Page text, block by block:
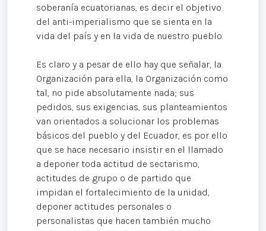
soberanía ecuatorianas, es decir el objetivo
del anti-imperialismo que se sienta en la
vida del país y en la vida de nuestro pueblo.
Es claro y a pesar de ello hay que señalar, la
Organización para ella, la Organización como
tal, no pide absolutamente nada; sus
pedidos, sus exigencias, sus planteamientos
van orientados a solucionar los problemas
básicos del pueblo y del Ecuador, es por ello
que se hace necesario insistir en el llamado
a deponer toda actitud de sectarismo,
actitudes de grupo o de partido que
impidan el fortalecimiento de la unidad,
deponer actitudes personales o
personalistas que hacen también mucho